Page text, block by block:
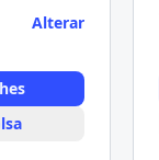
Alterar